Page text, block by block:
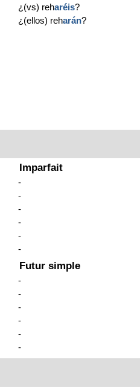
¿(vs) reharéis?
¿(ellos) reharán?
Imparfait
-
-
-
-
-
-
Futur simple
-
-
-
-
-
-